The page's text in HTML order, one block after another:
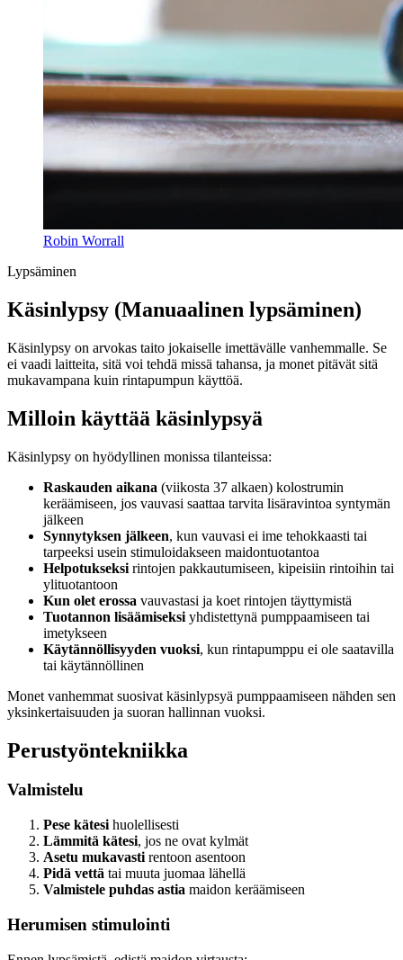
Robin Worrall
Lypsäminen
Käsinlypsy (Manuaalinen lypsäminen)
Käsinlypsy on arvokas taito jokaiselle imettävälle vanhemmalle. Se
ei vaadi laitteita, sitä voi tehdä missä tahansa, ja monet pitävät sitä
mukavampana kuin rintapumpun käyttöä.
Milloin käyttää käsinlypsyä
Käsinlypsy on hyödyllinen monissa tilanteissa:
Raskauden aikana (viikosta 37 alkaen) kolostrumin
keräämiseen, jos vauvasi saattaa tarvita lisäravintoa syntymän
jälkeen
Synnytyksen jälkeen, kun vauvasi ei ime tehokkaasti tai
tarpeeksi usein stimuloidakseen maidontuotantoa
Helpotukseksi rintojen pakkautumiseen, kipeisiin rintoihin tai
ylituotantoon
Kun olet erossa vauvastasi ja koet rintojen täyttymistä
Tuotannon lisäämiseksi yhdistettynä pumppaamiseen tai
imetykseen
Käytännöllisyyden vuoksi, kun rintapumppu ei ole saatavilla
tai käytännöllinen
Monet vanhemmat suosivat käsinlypsyä pumppaamiseen nähden sen
yksinkertaisuuden ja suoran hallinnan vuoksi.
Perustyöntekniikka
Valmistelu
Pese kätesi huolellisesti
Lämmitä kätesi, jos ne ovat kylmät
Asetu mukavasti rentoon asentoon
Pidä vettä tai muuta juomaa lähellä
Valmistele puhdas astia maidon keräämiseen
Herumisen stimulointi